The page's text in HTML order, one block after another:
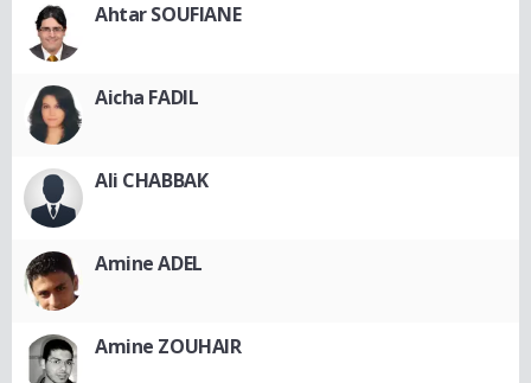
Ahtar SOUFIANE
Aicha FADIL
Ali CHABBAK
Amine ADEL
Amine ZOUHAIR